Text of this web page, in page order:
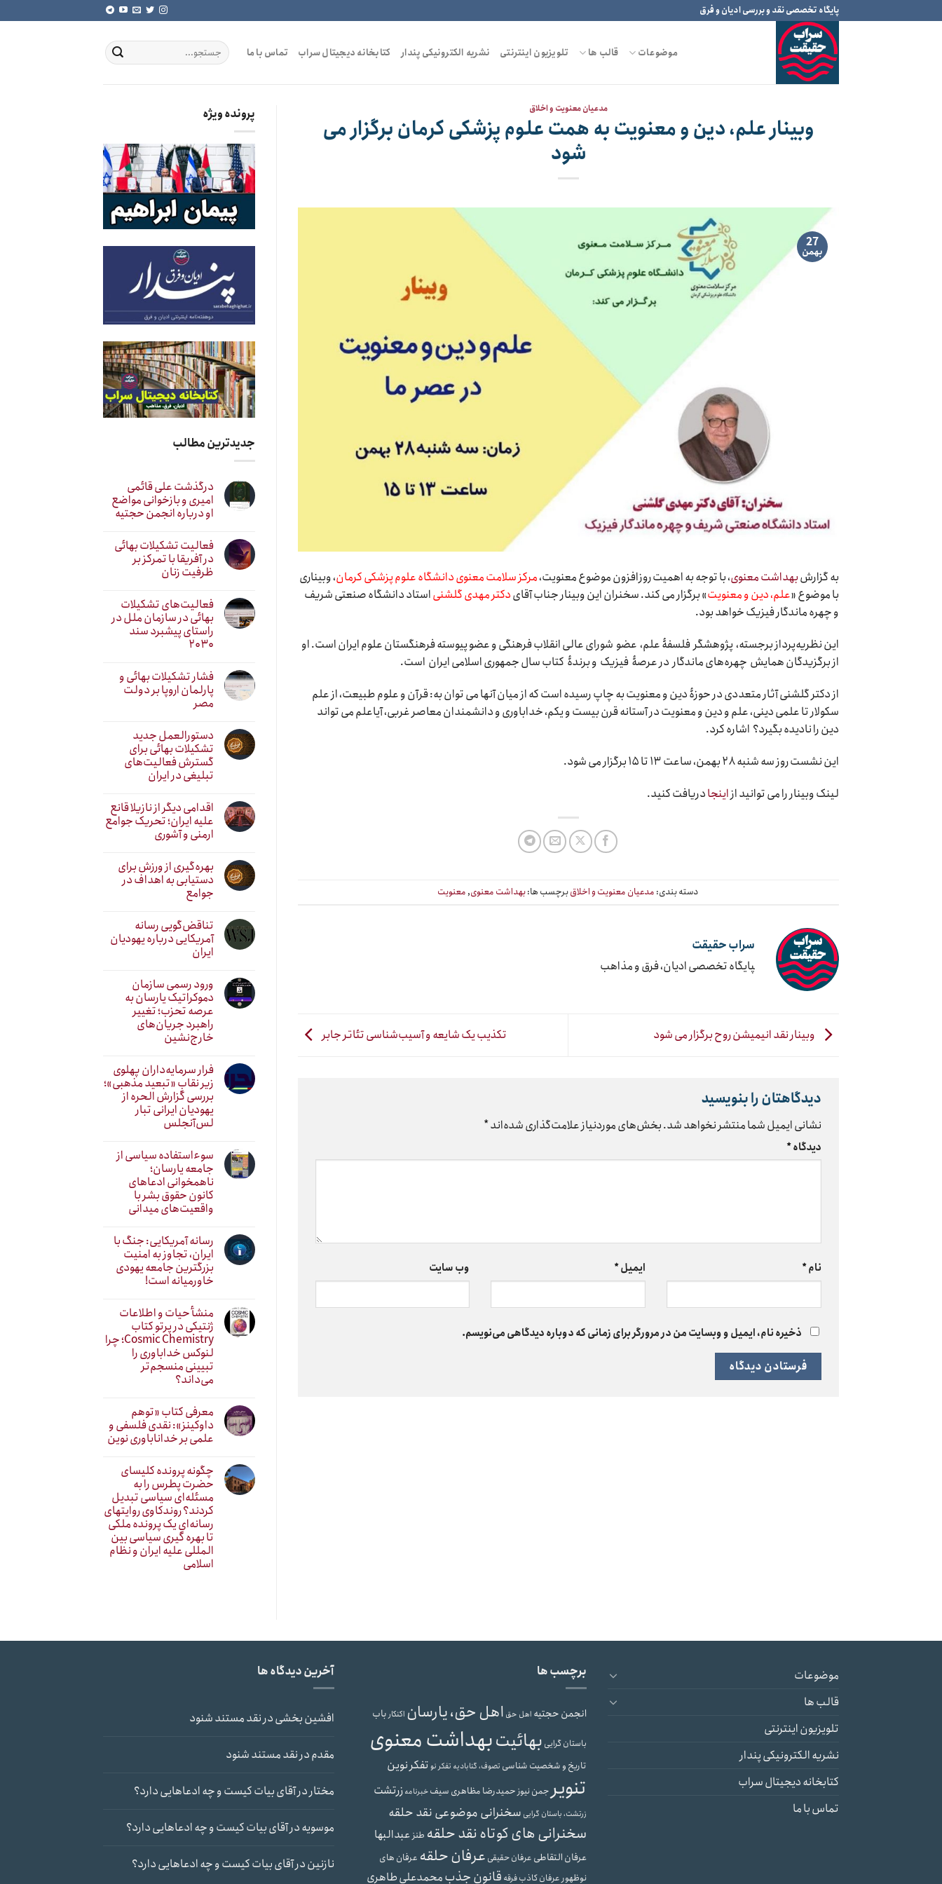
to
پایگاه تخصصی نقد و بررسی ادیان و فرق
موضوعات قالب ها تلویزیون اینترنتی نشریه الکترونیکی پندار کتابخانه دیجیتال سراب تماس با ما
مدعیان معنویت و اخلاق
وبینار علم، دین و معنویت به همت علوم پزشکی کرمان برگزار می
شود
27
بهمن
به گزارشبهداشت معنوی، با توجه به اهمیت روزافزون موضوع معنویت،مرکز سلامت معنوی دانشگاه علوم پزشکی کرمان، وبیناری
با موضوع «علم، دین و معنویت» برگزار می کند. سخنران این وبینار جناب آقایدکتر مهدی گلشنیاستاد دانشگاه صنعتی شریف
و چهره ماندگار فیزیک خواهد بود.
این نظریه‌پرداز برجسته، پژوهشگر فلسفۀ علم، عضو شورای عالی انقلاب فرهنگی و عضو پیوسته فرهنگستان علوم ایران است. او
از برگزیدگان همایش چهره‌های ماندگار در عرصۀ فیزیک و برندۀ کتاب سال جمهوری اسلامی ایران است.
از دکتر گلشنی آثار متعددی در حوزۀ دین و معنویت به چاپ رسیده است که از میان آنها می توان به: قرآن و علوم طبیعت، از علم
سکولار تا علمی دینی، علم و دین و معنویت در آستانه قرن بیست و یکم، خداباوری و دانشمندان معاصر غربی، آیاعلم می تواند
دین را نادیده بگیرد؟ اشاره کرد.
این نشست روز سه شنبه ۲۸ بهمن، ساعت ۱۳ تا ۱۵ برگزار می شود.
لینک وبینار را می توانید ازاینجادریافت کنید.
دسته بندی: مدعیان معنویت و اخلاقبرچسب ها:بهداشت معنوی, معنویت
سراب حقیقت
‍پایگاه تخصصی ادیان، فرق و مذاهب
وبینار نقد انیمیشن روح برگزار می شود تکذیب یک شایعه و آسیب‌شناسی تئاتر جابر
دیدگاهتان را بنویسید
نشانی ایمیل شما منتشر نخواهد شد.بخش‌های موردنیاز علامت‌گذاری شده‌اند*
دیدگاه*
نام* ایمیل* وب‌ سایت
ذخیره نام، ایمیل و وبسایت من در مرورگر برای زمانی که دوباره دیدگاهی می‌نویسم.
پرونده ویژه
جدیدترین مطالب
درگذشت علی قائمی
امیری و بازخوانی مواضع
او درباره انجمن حجتیه
فعالیت تشکیلات بهائی
در آفریقا با تمرکز بر
ظرفیت زنان
فعالیت‌های تشکیلات
بهائی در سازمان ملل در
راستای پیشبرد سند
۲۰۳۰
فشار تشکیلات بهائی و
پارلمان اروپا بر دولت
مصر
دستورالعمل جدید
تشکیلات بهائی برای
گسترش فعالیت‌های
تبلیغی در ایران
اقدامی دیگر از نازیلا قانع
علیه ایران؛ تحریک جوامع
ارمنی و آشوری
بهره‌گیری از ورزش برای
دستیابی به اهداف در
جوامع
تناقض‌گویی رسانه
آمریکایی درباره یهودیان
ایران
ورود رسمی سازمان
دموکراتیک یارسان به
عرصه تحزب؛ تغییر
راهبرد جریان‌های
خارج‌نشین
فرار سرمایه‌داران پهلوی
زیر نقابِ «تبعید مذهبی»؛
بررسی گزارش الحره از
یهودیان ایرانی تبار
لس‌آنجلس
سوءاستفاده سیاسی از
جامعه یارسان؛
ناهمخوانی ادعاهای
کانون حقوق بشر با
واقعیت‌های میدانی
رسانه آمریکایی: جنگ با
ایران، تجاوز به امنیت
بزرگترین جامعه یهودی
خاورمیانه است!
منشأ حیات و اطلاعات
ژنتیکی در پرتو کتاب
Cosmic Chemistry؛ چرا
لنوکس خداباوری را
تبیینی منسجم‌تر
می‌داند؟
معرفی کتاب «توهم
داوکینز»: نقدی فلسفی و
علمی بر خداناباوری نوین
چگونه پرونده کلیسای
حضرت پطرس را به
مسئله‌ای سیاسی تبدیل
کردند؟ روندکاوی روایتهای
رسانه‌ایِ یک پرونده ملکی
تا بهره گیری سیاسی بین
المللی علیه ایران و نظام
اسلامی
موضوعات
قالب ها
تلویزیون اینترنتی
نشریه الکترونیکی پندار
کتابخانه دیجیتال سراب
تماس با ما
برچسب ها
انجمن حجتیه اهل حق اهل حق، یارسان اکنکارباب
باستان گرایی بهائیتبهداشت معنوی
تاریخ و شخصیت شناسی تصوف، گنابادیه تفکر نوتفکر نوین
تنویر جمن نیوزحمیدرضا مظاهری سیفخبرنامهزرتشت
زرتشت، باستان گرایی سخنرانی موضوعی نقد حلقه
سخنرانی های کوتاه نقد حلقه طنزعبدالبها
عرفان التقاطی عرفان حقیقی عرفان حلقه عرفان های
نوظهورعرفان کاذبفرقه قانون جذبمحمدعلی طاهری
آخرین دیدگاه ها
افشین بخشیدرنقد مستند شنود
مقدمدرنقد مستند شنود
مختاردرآقای بیات کیست و چه ادعاهایی دارد؟
موسویهدرآقای بیات کیست و چه ادعاهایی دارد؟
نازنیندرآقای بیات کیست و چه ادعاهایی دارد؟